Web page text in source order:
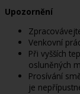
Upozornění
Venkovní
Při vyšších
osluněných
Prosívání
je